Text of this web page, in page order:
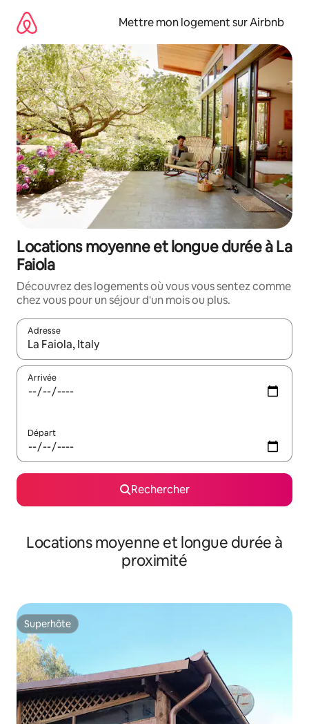
directement
contenu
Mettre mon logement sur Airbnb
Locations moyenne et longue durée à La
Faiola
Découvrez des logements où vous vous sentez comme
chez vous pour un séjour d'un mois ou plus.
Adresse
Lorsque les résultats s'affichent, utilisez les flèches vers le
Arrivée
Départ
Rechercher
Locations moyenne et longue durée à
proximité
Superhôte
Superhôte